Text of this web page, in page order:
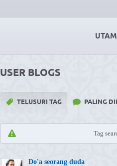
USER BLOGS
TELUSURI TAG PALING
Tag
Do'a seorang duda